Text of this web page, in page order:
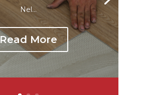
Nel...
Read More